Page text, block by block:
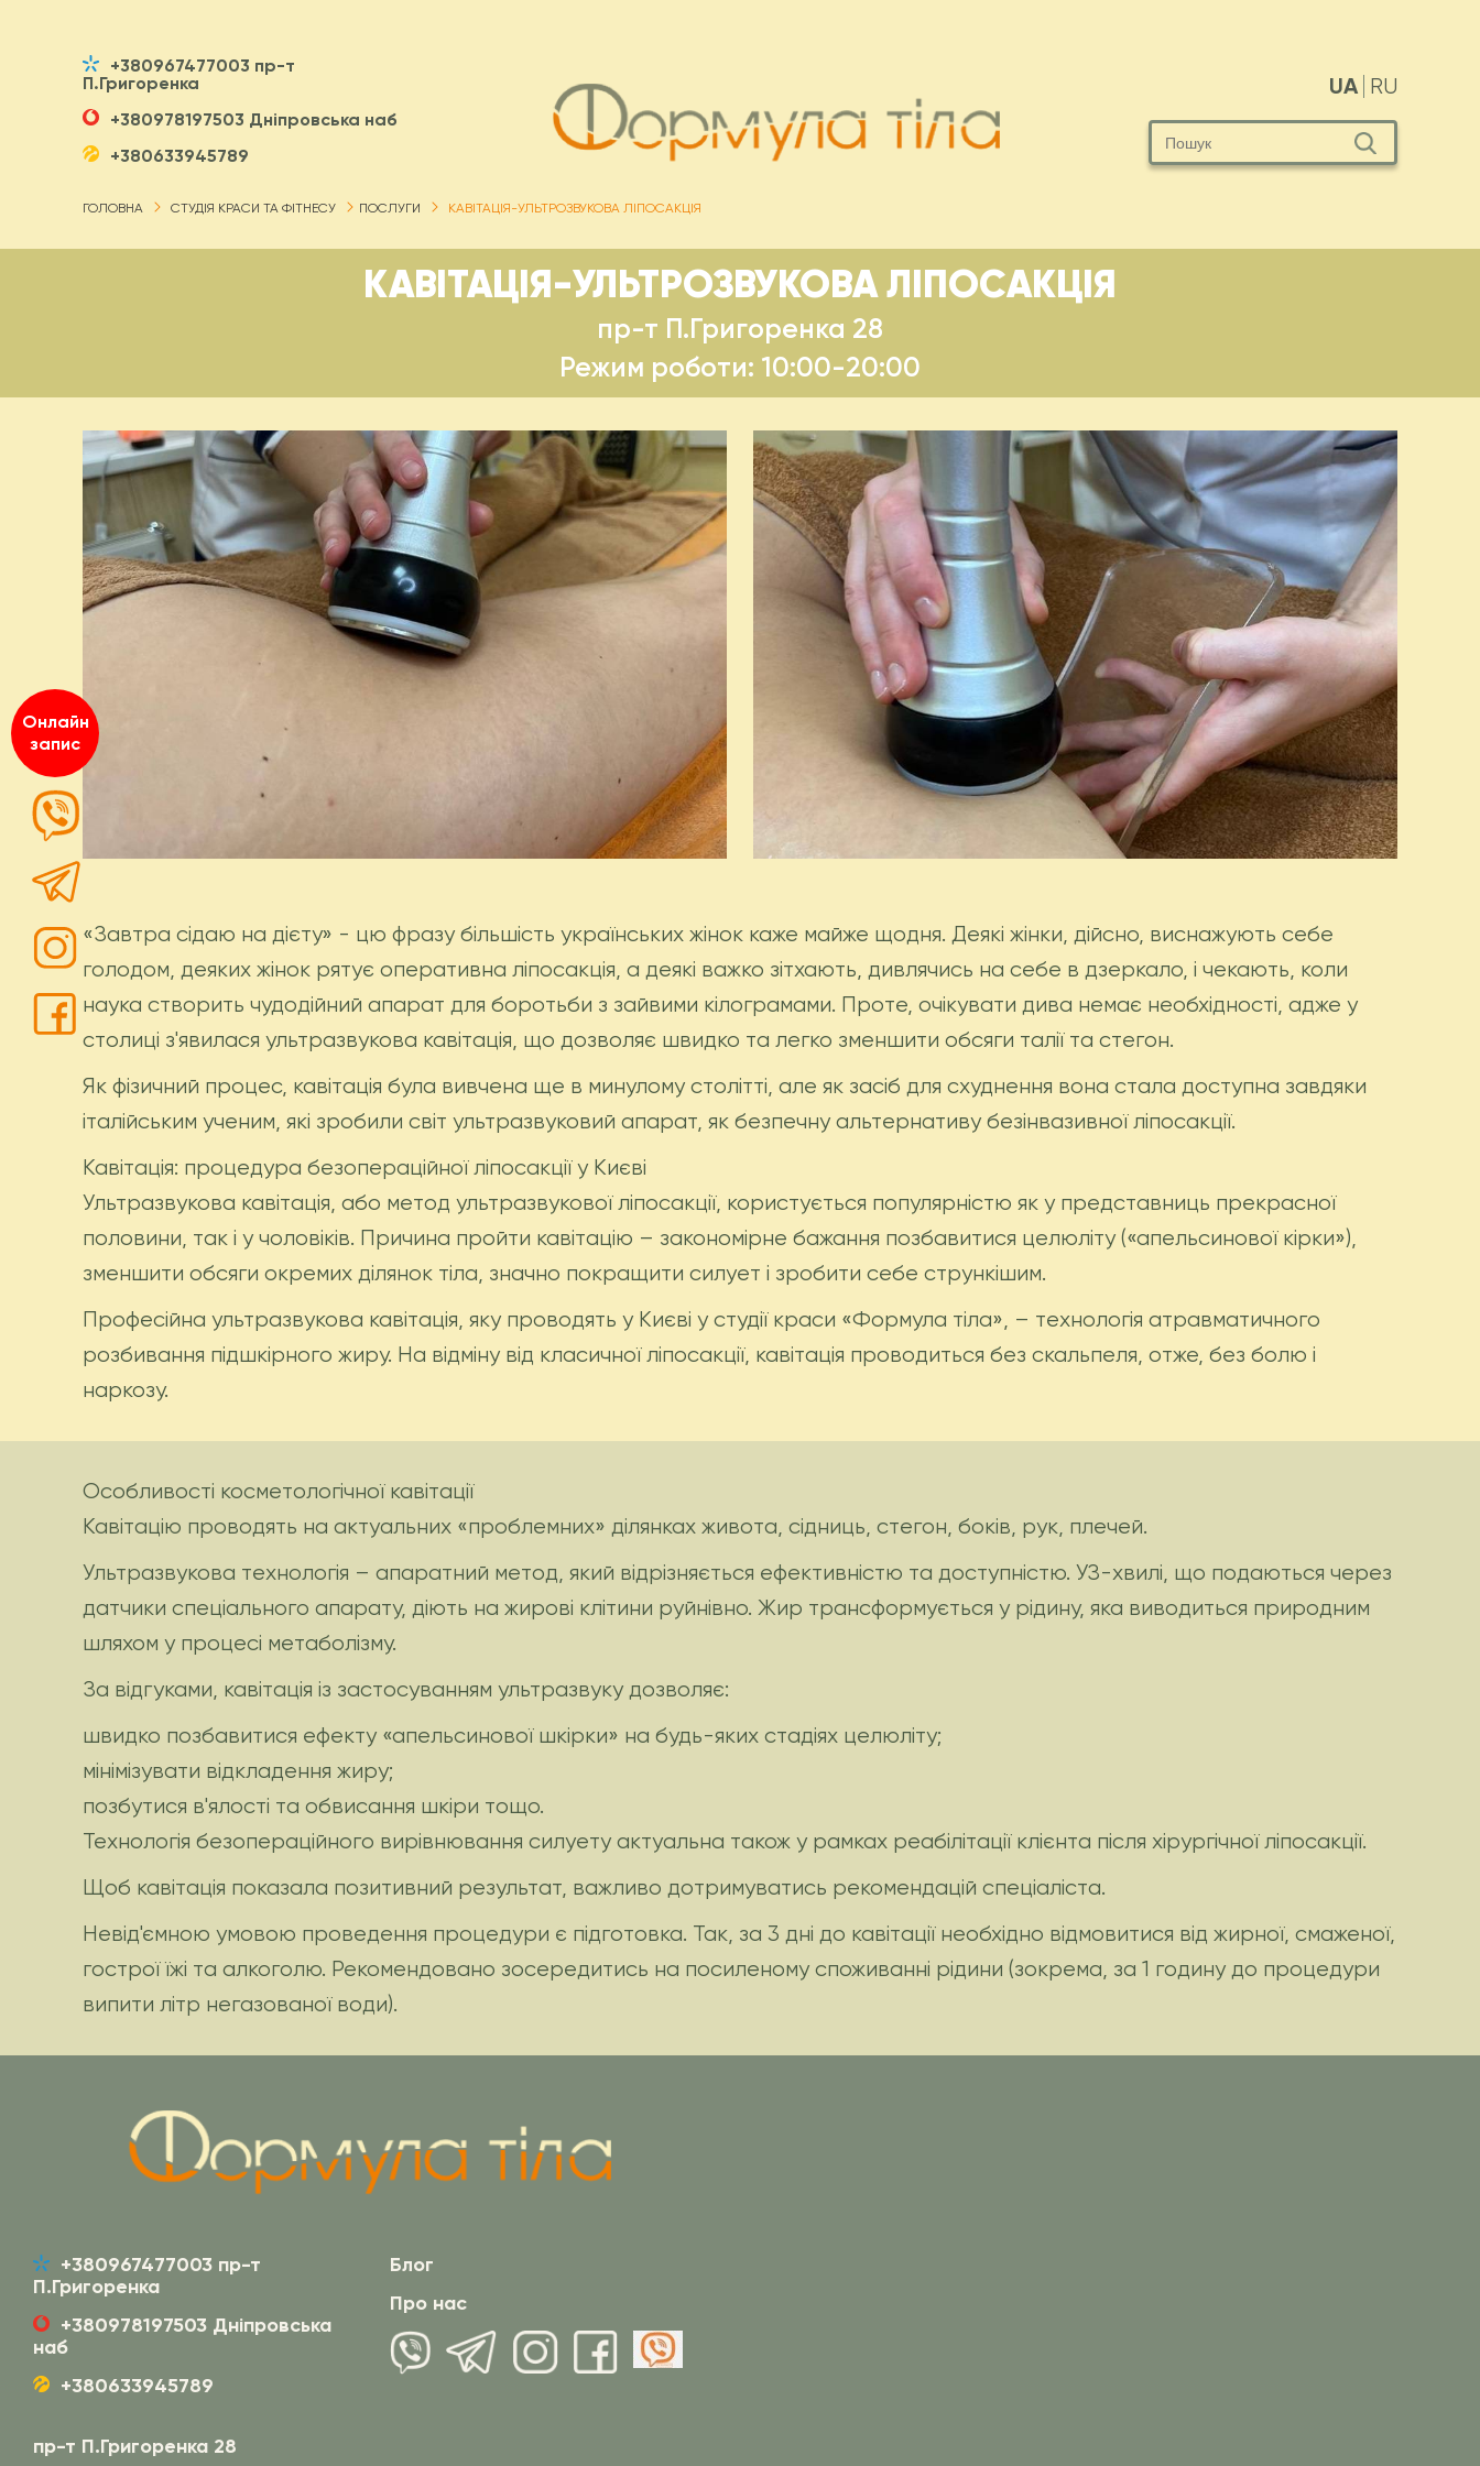
+380967477003 пр-т
П.Григоренка
+380978197503 Дніпровська наб
+380633945789
RU
UA
ГОЛОВНА СТУДІЯ КРАСИ ТА ФІТНЕСУ ПОСЛУГИ КАВІТАЦІЯ-УЛЬТРОЗВУКОВА ЛІПОСАКЦІЯ
КАВІТАЦІЯ-УЛЬТРОЗВУКОВА ЛІПОСАКЦІЯ
пр-т П.Григоренка 28
Режим роботи: 10:00-20:00
«Завтра сідаю на дієту» - цю фразу більшість українських жінок каже майже щодня. Деякі жінки, дійсно, виснажують себе
голодом, деяких жінок рятує оперативна ліпосакція, а деякі важко зітхають, дивлячись на себе в дзеркало, і чекають, коли
наука створить чудодійний апарат для боротьби з зайвими кілограмами. Проте, очікувати дива немає необхідності, адже у
столиці з'явилася ультразвукова кавітація, що дозволяє швидко та легко зменшити обсяги талії та стегон.
Як фізичний процес, кавітація була вивчена ще в минулому столітті, але як засіб для схуднення вона стала доступна завдяки
італійським ученим, які зробили світ ультразвуковий апарат, як безпечну альтернативу безінвазивної ліпосакції.
Кавітація: процедура безопераційної ліпосакції у Києві
Ультразвукова кавітація, або метод ультразвукової ліпосакції, користується популярністю як у представниць прекрасної
половини, так і у чоловіків. Причина пройти кавітацію – закономірне бажання позбавитися целюліту («апельсинової кірки»),
зменшити обсяги окремих ділянок тіла, значно покращити силует і зробити себе стрункішим.
Професійна ультразвукова кавітація, яку проводять у Києві у студії краси «Формула тіла», – технологія атравматичного
розбивання підшкірного жиру. На відміну від класичної ліпосакції, кавітація проводиться без скальпеля, отже, без болю і
наркозу.
Особливості косметологічної кавітації
Кавітацію проводять на актуальних «проблемних» ділянках живота, сідниць, стегон, боків, рук, плечей.
Ультразвукова технологія – апаратний метод, який відрізняється ефективністю та доступністю. УЗ-хвилі, що подаються через
датчики спеціального апарату, діють на жирові клітини руйнівно. Жир трансформується у рідину, яка виводиться природним
шляхом у процесі метаболізму.
За відгуками, кавітація із застосуванням ультразвуку дозволяє:
швидко позбавитися ефекту «апельсинової шкірки» на будь-яких стадіях целюліту;
мінімізувати відкладення жиру;
позбутися в'ялості та обвисання шкіри тощо.
Технологія безопераційного вирівнювання силуету актуальна також у рамках реабілітації клієнта після хірургічної ліпосакції.
Щоб кавітація показала позитивний результат, важливо дотримуватись рекомендацій спеціаліста.
Невід'ємною умовою проведення процедури є підготовка. Так, за 3 дні до кавітації необхідно відмовитися від жирної, смаженої,
гострої їжі та алкоголю. Рекомендовано зосередитись на посиленому споживанні рідини (зокрема, за 1 годину до процедури
випити літр негазованої води).
Онлайн
запис
+380967477003 пр-т
П.Григоренка
+380978197503 Дніпровська
наб
+380633945789
Блог
Про нас
пр-т П.Григоренка 28